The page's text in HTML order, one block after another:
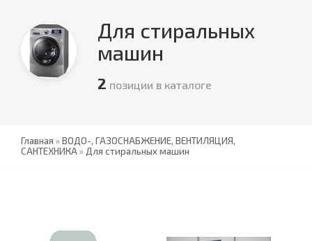
Для стиральных
машин
2 позиции в каталоге
Главная »ВОДО-, ГАЗОСНАБЖЕНИЕ, ВЕНТИЛЯЦИЯ,
САНТЕХНИКА» Для стиральных машин